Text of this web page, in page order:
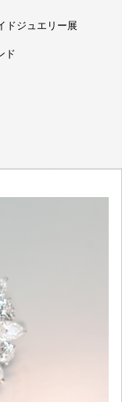
ドジュエリー展
ド